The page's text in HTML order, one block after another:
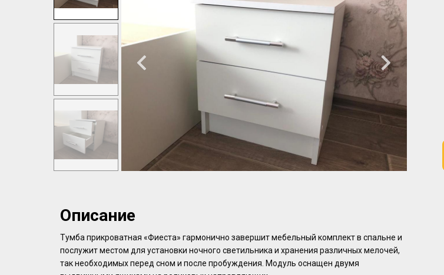
Описание
Тумба прикроватная «Фиеста» гармонично завершит мебельный комплект в спальне и
послужит местом для установки ночного светильника и хранения различных мелочей,
так необходимых перед сном и после пробуждения. Модуль оснащен двумя